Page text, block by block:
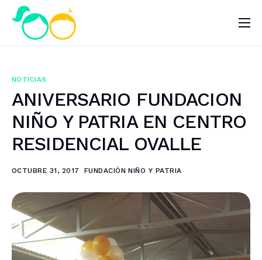
Nosotros
Noticias
¿Quieres ayudar?
NOTICIAS
ANIVERSARIO FUNDACION
NIÑO Y PATRIA EN CENTRO
RESIDENCIAL OVALLE
OCTUBRE 31, 2017 FUNDACIÓN NIÑO Y PATRIA